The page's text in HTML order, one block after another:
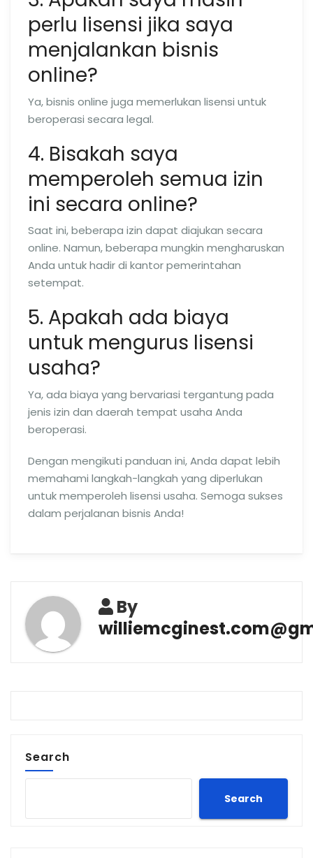
perlu lisensi jika saya
menjalankan bisnis
online?
Ya, bisnis online juga memerlukan lisensi untuk
beroperasi secara legal.
4. Bisakah saya
memperoleh semua izin
ini secara online?
Saat ini, beberapa izin dapat diajukan secara
online. Namun, beberapa mungkin mengharuskan
Anda untuk hadir di kantor pemerintahan
setempat.
5. Apakah ada biaya
untuk mengurus lisensi
usaha?
Ya, ada biaya yang bervariasi tergantung pada
jenis izin dan daerah tempat usaha Anda
beroperasi.
Dengan mengikuti panduan ini, Anda dapat lebih
memahami langkah-langkah yang diperlukan
untuk memperoleh lisensi usaha. Semoga sukses
dalam perjalanan bisnis Anda!
By
Search
Search